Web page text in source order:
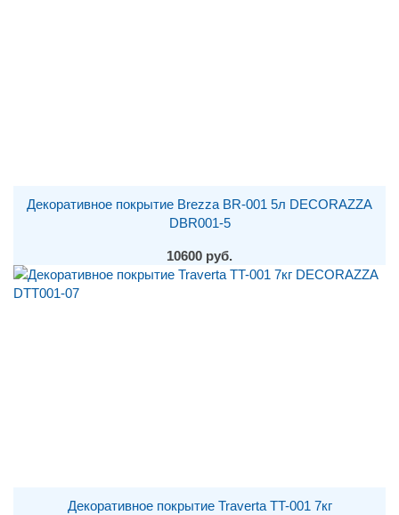
Декоративное покрытие Brezza BR-001 5л DECORAZZA
DBR001-5
10600 руб.
Декоративное покрытие Traverta TT-001 7кг